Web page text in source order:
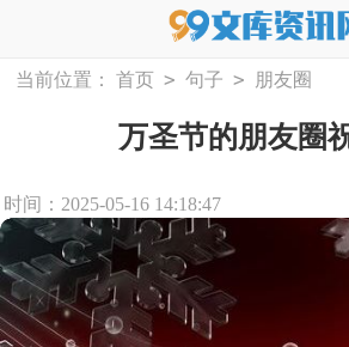
当前位置： 首页 > 句子 > 朋友圈
万圣节的朋友圈
时间：2025-05-16 14:18:47